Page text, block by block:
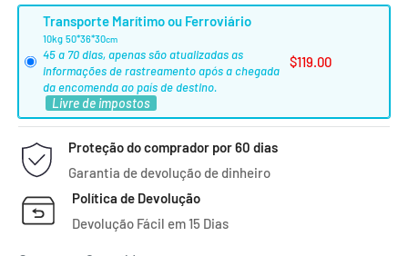
Transporte Marítimo ou Ferroviário
10kg 50*36*30cm
45 a 70 dias, apenas são atualizadas as
informações de rastreamento após a chegada
da encomenda ao país de destino.
Livre de impostos
$119.00
Proteção do comprador por 60 dias
Garantia de devolução de dinheiro
Política de Devolução
Devolução Fácil em 15 Dias